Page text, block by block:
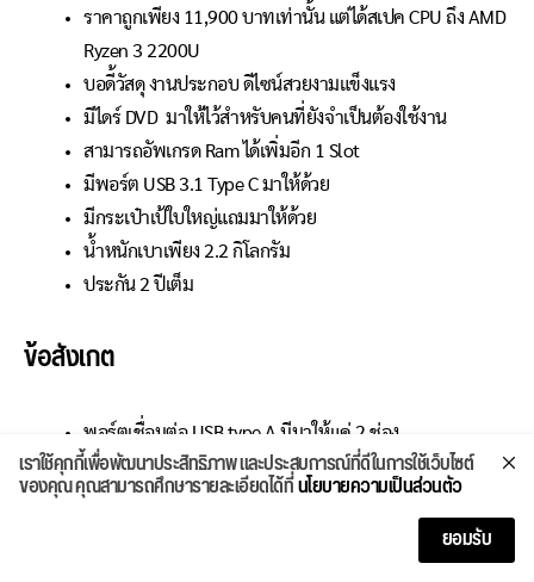
ราคาถูกเพียง 11,900 บาทเท่านั้น แต่ได้สเปค CPU ถึง AMD
Ryzen 3 2200U
บอดี้วัสดุ งานประกอบ ดีไซน์สวยงามแข็งแรง
มีไดร์ DVD มาให้ไว้สำหรับคนที่ยังจำเป็นต้องใช้งาน
สามารถอัพเกรด Ram ได้เพิ่มอีก 1 Slot
มีพอร์ต USB 3.1 Type C มาให้ด้วย
มีกระเป๋าเป้ใบใหญ่แถมมาให้ด้วย
น้ำหนักเบาเพียง 2.2 กิโลกรัม
ประกัน 2 ปีเต็ม
ข้อสังเกต
พอร์ตเชื่อมต่อ USB type A มีมาให้แค่ 2 ช่อง
ไม่มีช่องใส่ SSD m.2
เราใช้คุกกี้เพื่อพัฒนาประสิทธิภาพ และประสบการณ์ที่ดีในการใช้เว็บไซต์
ของคุณ คุณสามารถศึกษารายละเอียดได้ที่นโยบายความเป็นส่วนตัว
ยอมรับ